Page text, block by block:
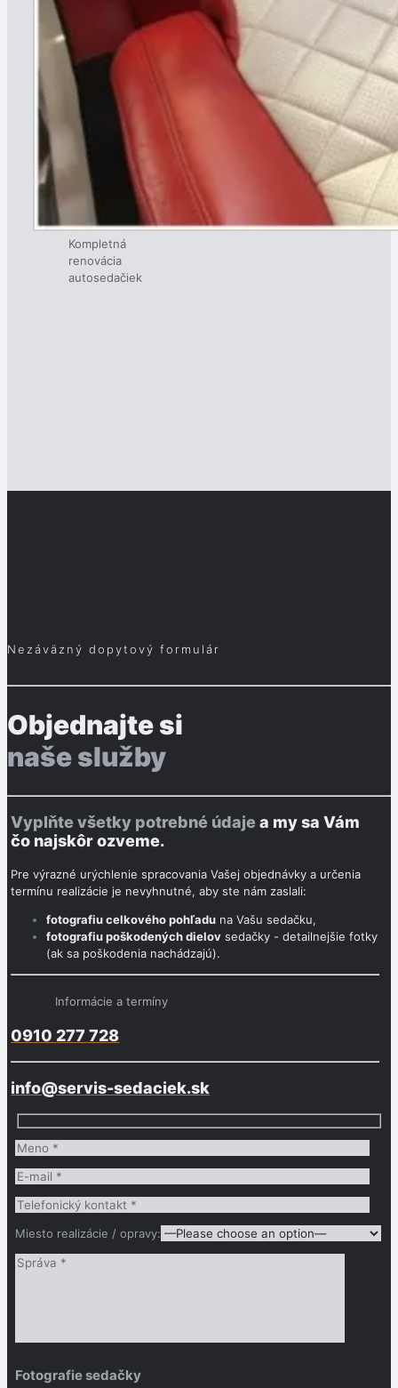
Kompletná
renovácia
autosedačiek
Nezáväzný dopytový formulár
Objednajte si
naše služby
Vyplňte všetky potrebné údajea my sa Vám
čo najskôr ozveme.
Pre výrazné urýchlenie spracovania Vašej objednávky a určenia
termínu realizácie je nevyhnutné, aby ste nám zaslali:
fotografiu celkového pohľadu na Vašu sedačku,
fotografiu poškodených dielov sedačky - detailnejšie fotky
(ak sa poškodenia nachádzajú).
Informácie a termíny
0910 277 728
info@servis-sedaciek.sk
Miesto realizácie / opravy:
Fotografie sedačky